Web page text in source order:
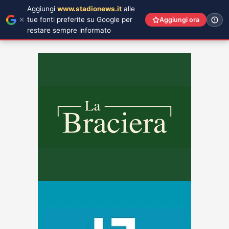
Aggiungi www.stadionews.it alle
tue fonti preferite su Google per
restare sempre informato
Aggiungi ora